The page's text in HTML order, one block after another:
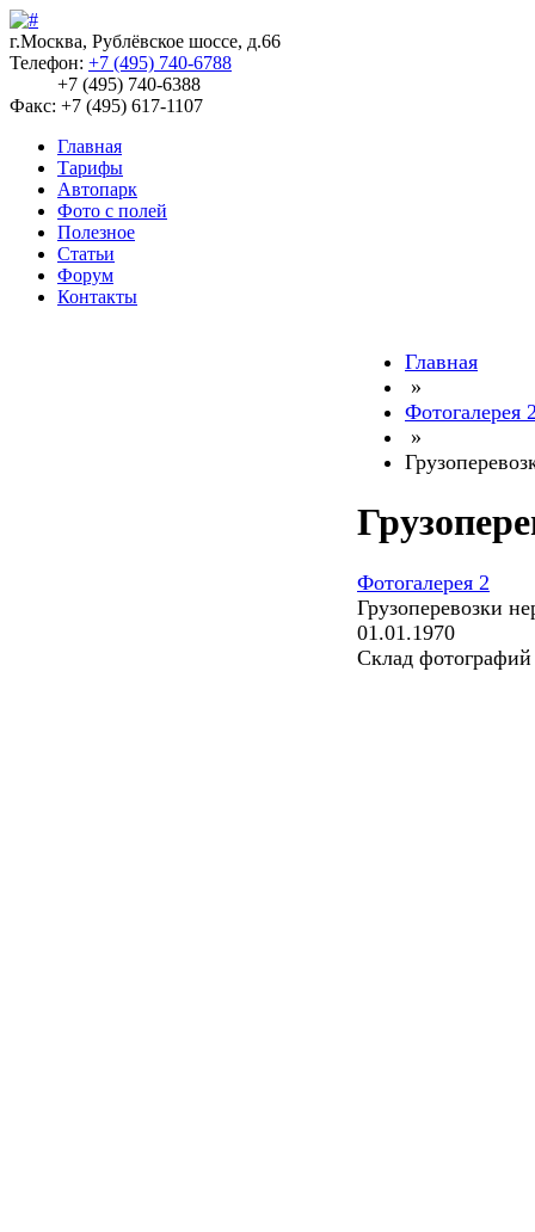
г.Москва, Рублёвское шоссе, д.66
Телефон: +7 (495) 740-6788
+7 (495) 740-6388
Факс: +7 (495) 617-1107
Главная
Тарифы
Автопарк
Фото с полей
Полезное
Статьи
Форум
Контакты
Главная
»
Фотогалерея
»
Фотогалерея 2
Грузоперевозки
01.01.1970
Склад фотографий